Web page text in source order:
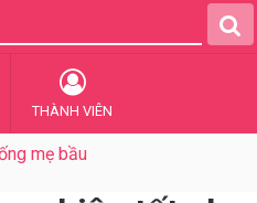
THÀNH VIÊN
mẹ bầu